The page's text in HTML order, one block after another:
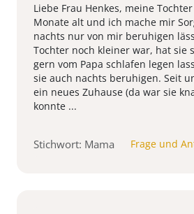
Liebe Frau Henkes, meine
Monate alt und ich mache mir
nachts nur von mir beruhigen
Tochter noch kleiner war, hat sie
gern vom Papa schlafen legen
sie auch nachts beruhigen. Seit
ein neues Zuhause (da war sie
konnte ...
Stichwort: Mama Frage und